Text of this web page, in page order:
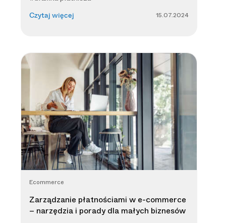
Czytaj więcej 15.07.2024
Ecommerce
Zarządzanie płatnościami w e-commerce
– narzędzia i porady dla małych biznesów